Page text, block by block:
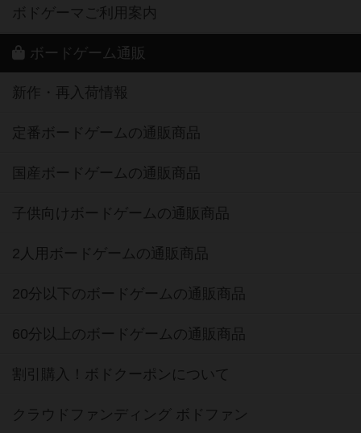
ボドゲーマご利用案内
ボードゲーム通販
新作・再入荷情報
定番ボードゲームの通販商品
国産ボードゲームの通販商品
子供向けボードゲームの通販商品
2人用ボードゲームの通販商品
20分以下のボードゲームの通販商品
60分以上のボードゲームの通販商品
割引購入！ボドクーポンについて
クラウドファンディング ボドファン